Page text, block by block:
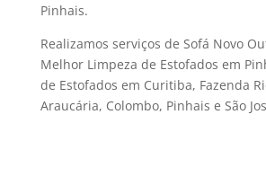
Pinhais.
Realizamos serviços de Sofá Novo
Melhor Limpeza de Estofados em
de Estofados em Curitiba, Fazenda
Araucária, Colombo, Pinhais e São